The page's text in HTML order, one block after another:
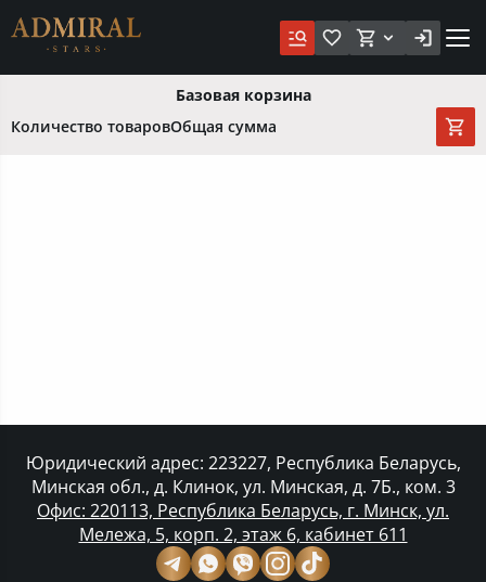
Базовая корзина
Количество товаровОбщая сумма
Юридический адрес: 223227, Республика Беларусь,
Минская обл., д. Клинок, ул. Минская, д. 7Б., ком. 3
Офис: 220113, Республика Беларусь, г. Минск, ул.
Мележа, 5, корп. 2, этаж 6, кабинет 611